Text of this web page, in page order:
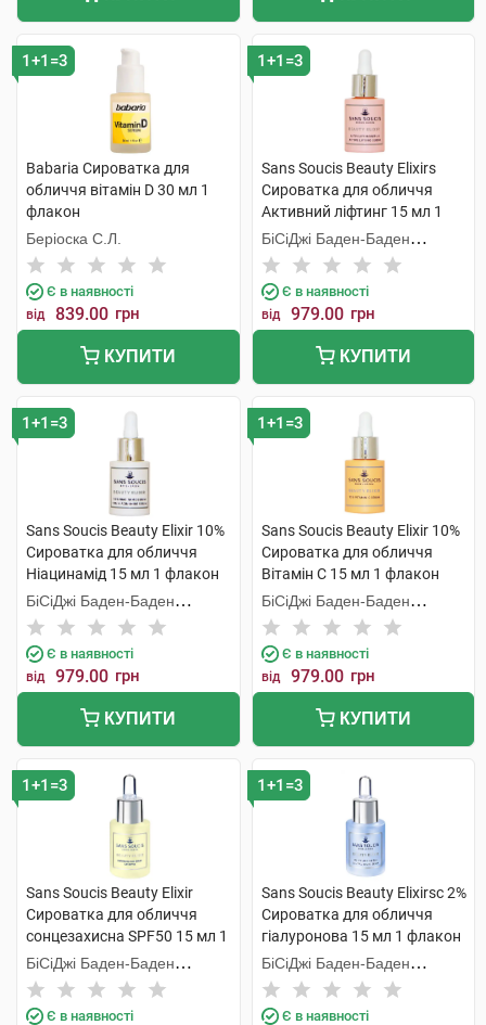
1+1=3
Babaria Сироватка для
обличчя вітамін D 30 мл 1
флакон
Беріоска С.Л.
Є в наявності
від 839.00 грн
КУПИТИ
1+1=3
Sans Soucis Beauty Elixirs
Сироватка для обличчя
Активний ліфтинг 15 мл 1
флакон
БіСіДжі Баден-Баден
Косметікс Груп Гмбх
Є в наявності
від 979.00 грн
КУПИТИ
1+1=3
Sans Soucis Beauty Elixir 10%
Сироватка для обличчя
Ніацинамід 15 мл 1 флакон
БіСіДжі Баден-Баден
Косметікс Груп Гмбх
Є в наявності
від 979.00 грн
КУПИТИ
1+1=3
Sans Soucis Beauty Elixir 10%
Сироватка для обличчя
Вітамін C 15 мл 1 флакон
БіСіДжі Баден-Баден
Косметікс Груп Гмбх
Є в наявності
від 979.00 грн
КУПИТИ
1+1=3
Sans Soucis Beauty Elixir
Сироватка для обличчя
сонцезахисна SPF50 15 мл 1
флакон
БіСіДжі Баден-Баден
Косметікс Груп Гмбх
Є в наявності
1+1=3
Sans Soucis Beauty Elixirsс 2%
Сироватка для обличчя
гіалуронова 15 мл 1 флакон
БіСіДжі Баден-Баден
Косметікс Груп Гмбх
Є в наявності